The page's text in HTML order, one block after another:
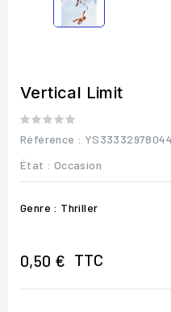
Vertical Limit
Référence :
État : Occasion
Genre : Thriller
0,50 € TTC